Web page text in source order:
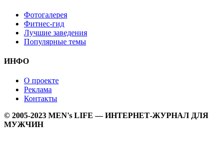
Фотогалерея
Фитнес-гид
Лучшие заведения
Популярные темы
ИНФО
О проекте
Реклама
Контакты
© 2005-2023 MEN's LIFE — ИНТЕРНЕТ-ЖУРНАЛ ДЛЯ
МУЖЧИН